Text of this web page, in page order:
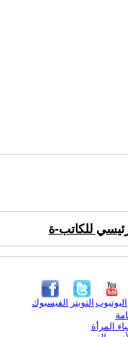
للكاتب-ة
الفيسبوك التويتر اليوتيوب
المرأة